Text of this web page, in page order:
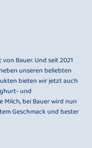
Bauer. Und seit 2021
unseren beliebten
bieten wir jetzt auch
und
Milch, bei Bauer wird nun
Geschmack und bester